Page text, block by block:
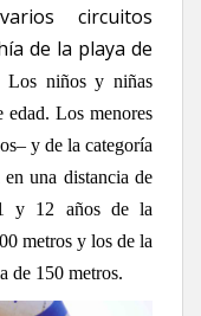
circuitos
de la playa de
Los niños y niñas
Los menores
y de la categoría
una distancia de
y 12 años de la
metros y los de la
de 150 metros.